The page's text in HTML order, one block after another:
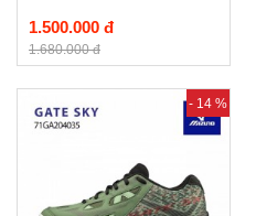
1.500.000 đ
1.680.000 đ
- 14 %